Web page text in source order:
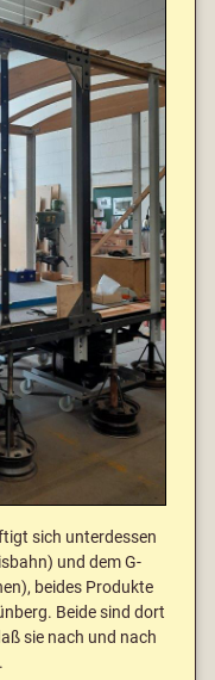
sich unterdessen
und dem G-
beides Produkte
Beide sind dort
sie nach und nach